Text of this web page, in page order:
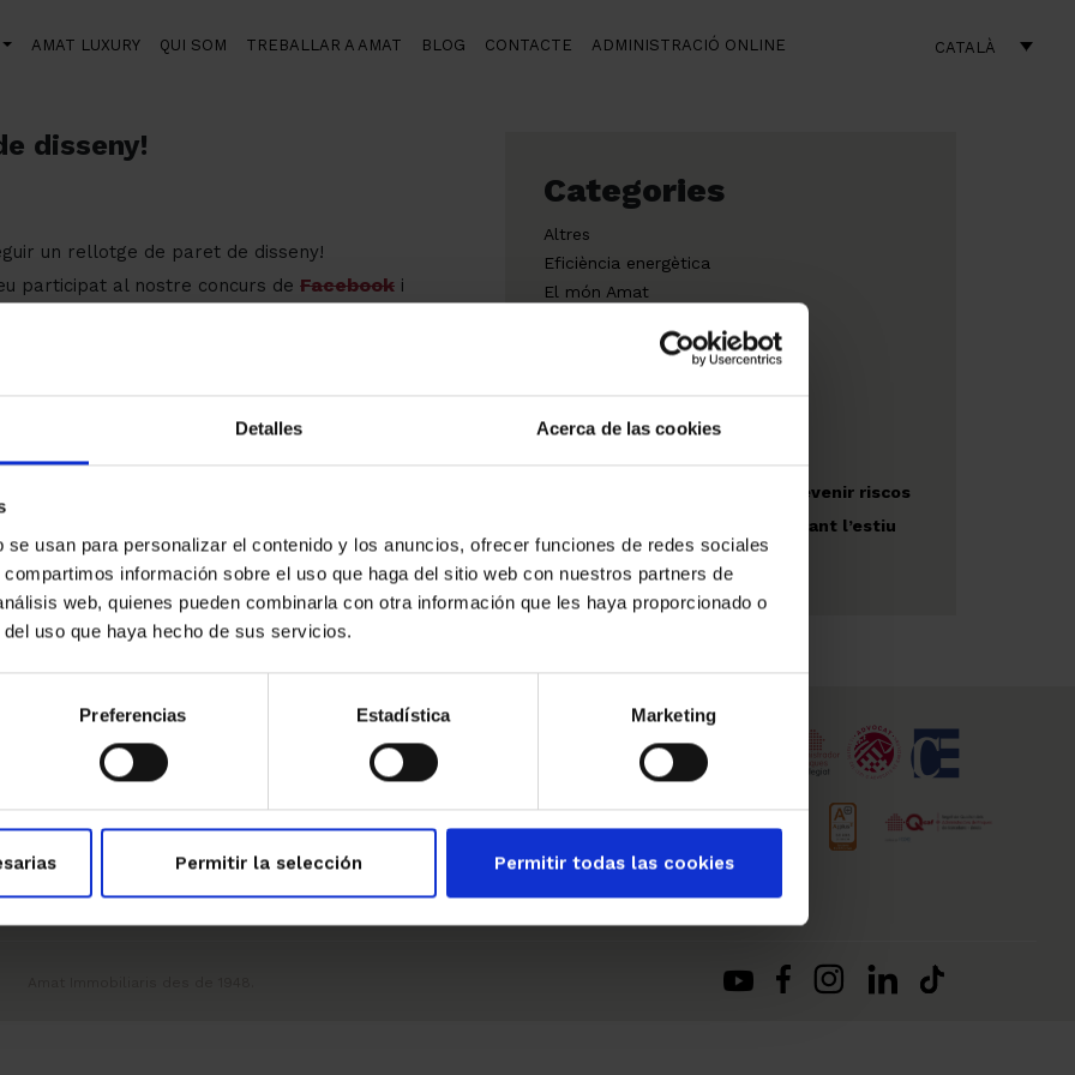
Detalles Acerca de las cookies
usan para personalizar el contenido y los anuncios, ofrecer funciones de redes sociales
información sobre el uso que haga del sitio web con nuestros partners de
web, quienes pueden combinarla con otra información que les haya proporcionado o
uso que haya hecho de sus servicios.
Preferencias Estadística Marketing
Permitir la selección Permitir todas las cookies
AMAT LUXURY QUI SOM TREBALLAR A AMAT BLOG CONTACTE ADMINISTRACIÓ ONLINE CATALÀ
disseny!
un rellotge de paret de disseny!
participat al nostre concurs de Facebook i
disseny BoConcept. En breu ens posarem en
→
Categories
Altres
Eficiència energètica
El món Amat
Obres noves
Recomanacions per prevenir riscos
en espais exteriors durant l’estiu
Oficines
Sant Cugat del Vallès
Barcelona
Contacte
info@amatimmo.cat